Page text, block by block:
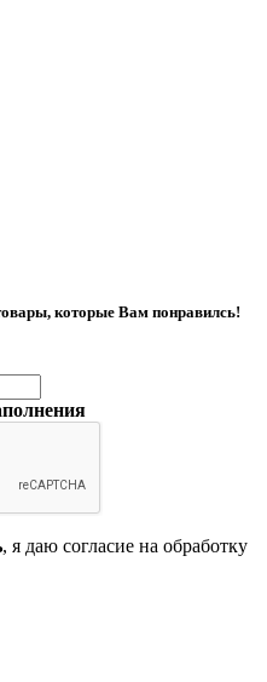
которые Вам понравилсь!
, я даю согласие на обработку